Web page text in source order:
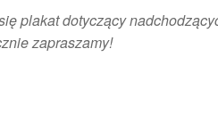
plakat dotyczący
zapraszamy!